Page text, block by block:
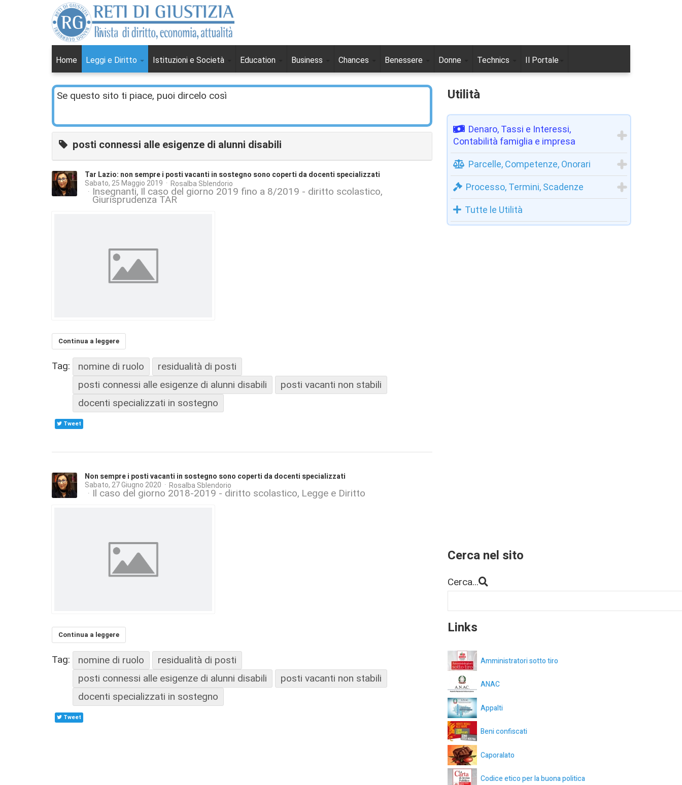
Home Leggi e Diritto Istituzioni e Società Education Business Chances Benessere Donne Technics Il Portale
Se questo sito ti piace, puoi dircelo così
posti connessi alle esigenze di alunni disabili
Tar Lazio: non sempre i posti vacanti in sostegno sono coperti da docenti specializzati
Sabato, 25 Maggio 2019 Rosalba Sblendorio
Insegnanti Il caso del giorno 2019 fino a 8/2019 - diritto scolastico
Giurisprudenza TAR
Continua a leggere
Tag: nomine di ruolo
residualità di posti
posti connessi alle esigenze di alunni disabili
posti vacanti non stabili
docenti specializzati in sostegno
Tweet
Non sempre i posti vacanti in sostegno sono coperti da docenti specializzati
Sabato, 27 Giugno 2020 Rosalba Sblendorio
Il caso del giorno 2018-2019 - diritto scolastico Legge e Diritto
Continua a leggere
Tag: nomine di ruolo
residualità di posti
posti connessi alle esigenze di alunni disabili
posti vacanti non stabili
docenti specializzati in sostegno
Tweet
Utilità
Denaro, Tassi e Interessi,
Contabilità famiglia e impresa
Parcelle, Competenze, Onorari
Processo, Termini, Scadenze
Tutte le Utilità
Cerca nel sito
Cerca...
Links
Amministratori sotto tiro
ANAC
Appalti
Beni confiscati
Caporalato
Codice etico per la buona politica